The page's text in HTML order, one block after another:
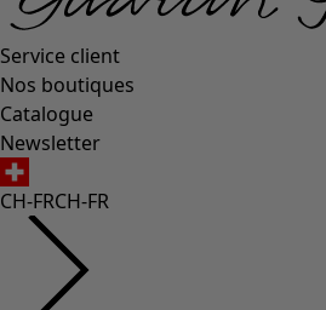
Service client
Nos boutiques
Catalogue
Newsletter
CH-FRCH-FR